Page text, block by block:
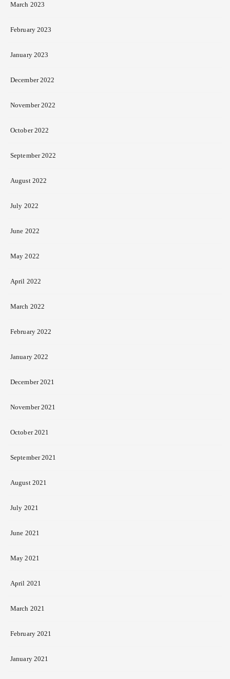
March 2023
February 2023
January 2023
December 2022
November 2022
October 2022
September 2022
August 2022
July 2022
June 2022
May 2022
April 2022
March 2022
February 2022
January 2022
December 2021
November 2021
October 2021
September 2021
August 2021
July 2021
June 2021
May 2021
April 2021
March 2021
February 2021
January 2021